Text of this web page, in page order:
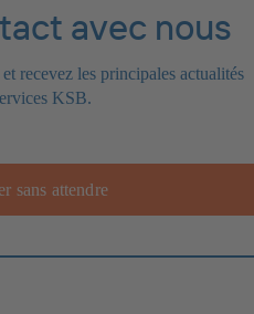
avec nous
recevez les principales actualités
KSB.
sans attendre